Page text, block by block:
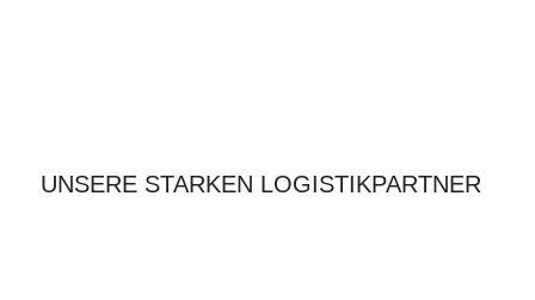
UNSERE STARKEN LOGISTIKPARTNER